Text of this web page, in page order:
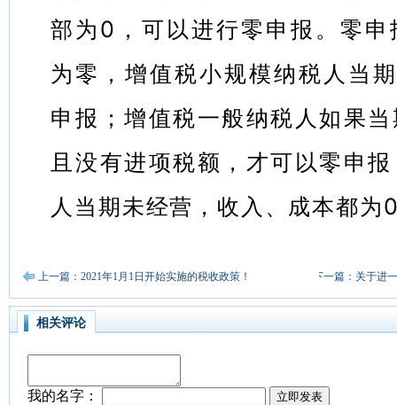
部为0，可以进行零申报。零
为零，增值税小规模纳税人当
申报；增值税一般纳税人如果
且没有进项税额，才可以零申
人当期未经营，收入、成本都为
上一篇：2021年1月1日开始实施的税收政策！ 下一篇：关于进
相关评论